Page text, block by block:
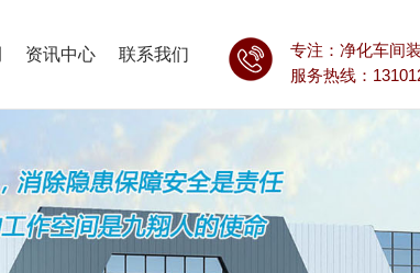
资讯中心 联系我们
专注：净化车间
服务热线：